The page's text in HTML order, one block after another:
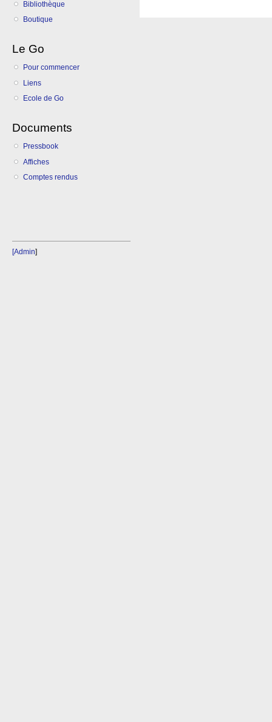
Bibliothèque
Boutique
Le Go
Pour commencer
Liens
Ecole de Go
Documents
Pressbook
Affiches
Comptes rendus
[Admin]